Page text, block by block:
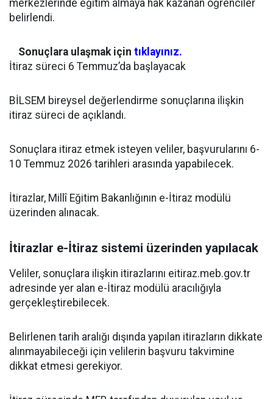
merkezlerinde eğitim almaya hak kazanan öğrenciler
belirlendi.
Sonuçlara ulaşmak için tıklayınız.
İtiraz süreci 6 Temmuz’da başlayacak
BİLSEM bireysel değerlendirme sonuçlarına ilişkin
itiraz süreci de açıklandı.
Sonuçlara itiraz etmek isteyen veliler, başvurularını 6-
10 Temmuz 2026 tarihleri arasında yapabilecek.
İtirazlar, Millî Eğitim Bakanlığının e-İtiraz modülü
üzerinden alınacak.
İtirazlar e-İtiraz sistemi üzerinden yapılacak
Veliler, sonuçlara ilişkin itirazlarını eitiraz.meb.gov.tr
adresinde yer alan e-İtiraz modülü aracılığıyla
gerçekleştirebilecek.
Belirlenen tarih aralığı dışında yapılan itirazların dikkate
alınmayabileceği için velilerin başvuru takvimine
dikkat etmesi gerekiyor.